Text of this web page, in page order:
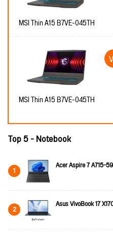
MSI Thin A15 B7VE-045TH
MSI Thin A15 B7VE-045TH
Top 5 - Notebook
1 Acer Aspire 7 A715-
2 Asus VivoBook 17